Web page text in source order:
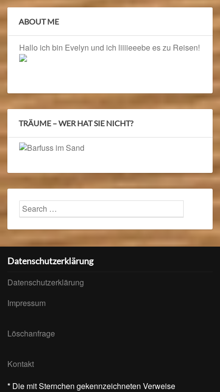
ABOUT ME
Hallo ich bin Evelyn und ich liiiieeebe es zu Reisen!
TRÄUME – WER HAT SIE NICHT?
Search
for:
Search
Datenschutzerklärung
Datenschutzerklärung
Impressum
Löschanfrage
Kontakt
* Die mit Sternchen gekennzeichneten Verweise